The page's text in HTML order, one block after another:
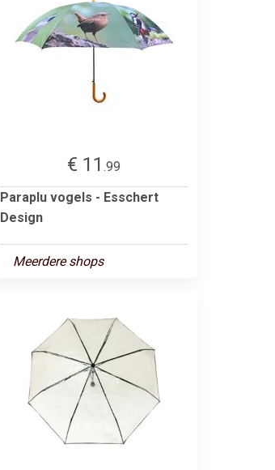
€ 11 .99
Paraplu vogels - Esschert
Design
Meerdere shops